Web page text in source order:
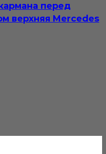
перед
верхняя Mercedes